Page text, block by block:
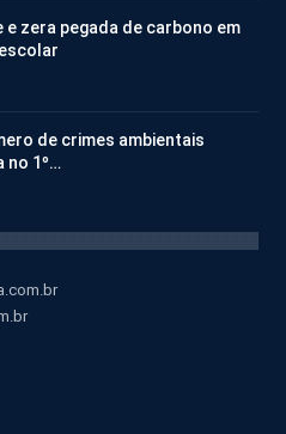
e zera pegada de carbono em
de crimes ambientais
no 1º…